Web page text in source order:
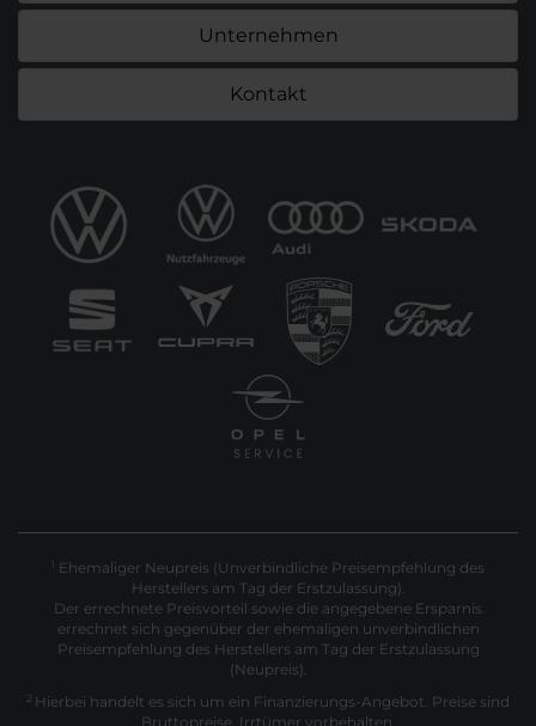
Unternehmen
Kontakt
1 Ehemaliger Neupreis (Unverbindliche Preisempfehlung des
Herstellers am Tag der Erstzulassung).
Der errechnete Preisvorteil sowie die angegebene Ersparnis
errechnet sich gegenüber der ehemaligen unverbindlichen
Preisempfehlung des Herstellers am Tag der Erstzulassung
(Neupreis).
2 Hierbei handelt es sich um ein Finanzierungs-Angebot. Preise sind
Bruttopreise. Irrtümer vorbehalten.